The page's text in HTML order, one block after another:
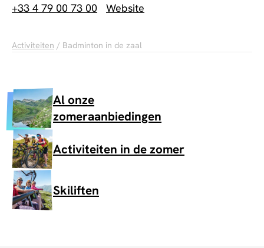
+33 4 79 00 73 00
Website
Activiteiten / Badminton in de zaal
Al onze
zomeraanbiedingen
Activiteiten in de zomer
Skiliften